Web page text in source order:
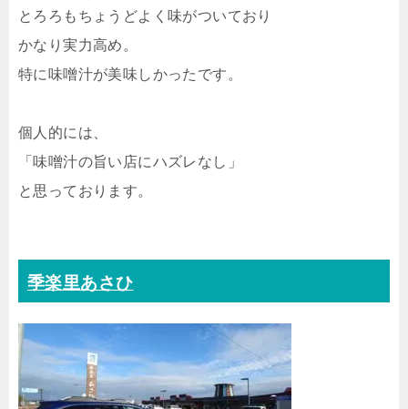
とろろもちょうどよく味がついており
かなり実力高め。
特に味噌汁が美味しかったです。
個人的には、
「味噌汁の旨い店にハズレなし」
と思っております。
季楽里あさひ